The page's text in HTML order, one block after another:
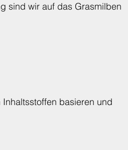
sind wir auf das Grasmilben
basieren und